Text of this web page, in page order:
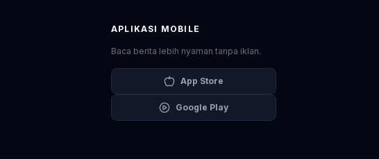
APLIKASI MOBILE
Baca berita lebih nyaman tanpa iklan.
App Store
Google Play